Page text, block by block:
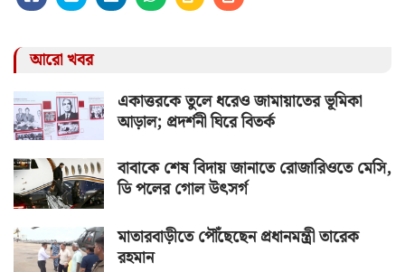
আরো খবর
একাত্তরকে তুলে ধরেও জামায়াতের ভূমিকা
আড়াল; প্রদর্শনী ঘিরে বিতর্ক
বাবাকে শেষ বিদায় জানাতে রোজারিওতে মেসি,
ডি পলের গোল উৎসর্গ
মাতারবাড়ীতে পৌঁছেছেন প্রধানমন্ত্রী তারেক
রহমান